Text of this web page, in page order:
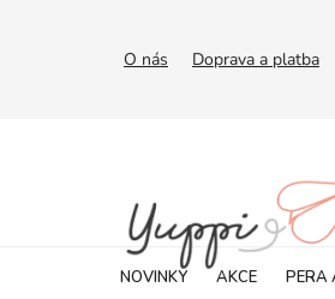
O nás Doprava a platba
NOVINKY AKCE PERA